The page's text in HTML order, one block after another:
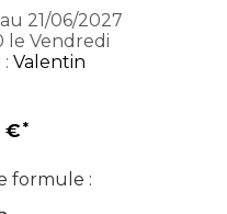
21/06/2027
le Vendredi
Valentin
€
formule :